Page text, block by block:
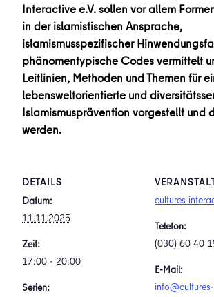
Interactive e.V. sollen vor allem
in der islamistischen Ansprache,
islamismusspezifischer
phänomentypische Codes vermittelt
Leitlinien, Methoden und Themen für
lebensweltorientierte und
Islamismusprävention vorgestellt und
werden.
DETAILS
Datum:
11.11.2025
Zeit:
17:00 - 20:00
Serien:
cultures
Telefon:
(030) 60 40
E-Mail: